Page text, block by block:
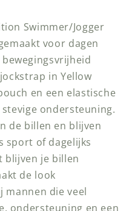
Yellow
Swimmer/Jogger
voor dagen
in Yellow
en een elastische
ondersteuning.
de billen en blijven
sport of dagelijks
blijven je billen
de look
mannen die veel
ondersteuning en een